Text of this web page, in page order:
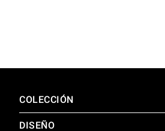
COLECCIÓN
SuperOven
DISEÑO